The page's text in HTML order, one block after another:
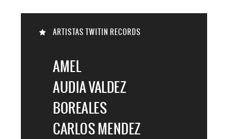


ARTISTAS TWITIN RECORDS
AMEL
AUDIA VALDEZ
BOREALES
CARLOS MENDEZ